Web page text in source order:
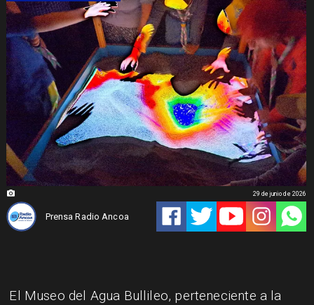
Prensa Radio Ancoa
29 de junio de 2026
El Museo del Agua Bullileo, perteneciente a la